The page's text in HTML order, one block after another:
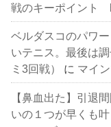
戦のキーポイント
ベルダスコのパワ
いテニス。最後は
ミ3回戦）
に マイ
【鼻血出た】引退
いの１つが早くも